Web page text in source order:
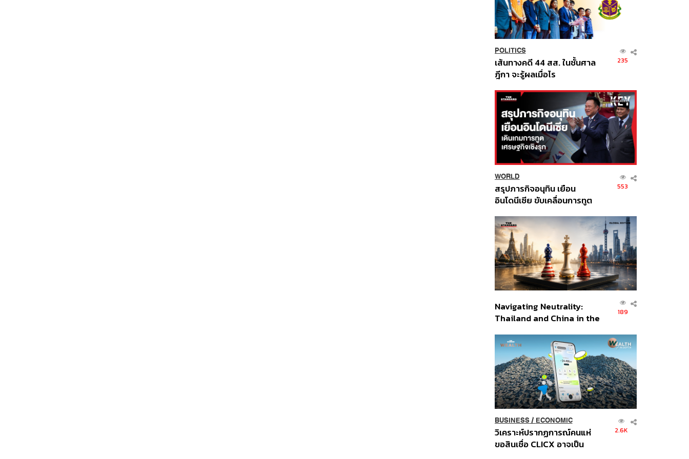
POLITICS
เส้นทางคดี 44 สส. ในชั้นศาล
ฎีกา จะรู้ผลเมื่อไร
235
WORLD
สรุปภารกิจอนุทิน เยือน
อินโดนีเซีย ขับเคลื่อนการทูต
ส่วนยุทธศาสตร์ไทย –
อินโดนีเซีย
553
Navigating Neutrality:
Thailand and China in the
Order
189
BUSINESS/ ECONOMIC
วิเคราะห์ปรากฏการณ์คนแห่
ขอสินเชื่อ CLICX อาจเป็น
2.6K